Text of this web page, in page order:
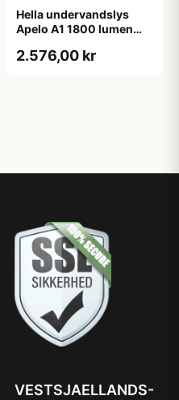
Hella undervandslys
Apelo A1 1800 lumen
2.576,00 kr
VESTSJAELLANDS-